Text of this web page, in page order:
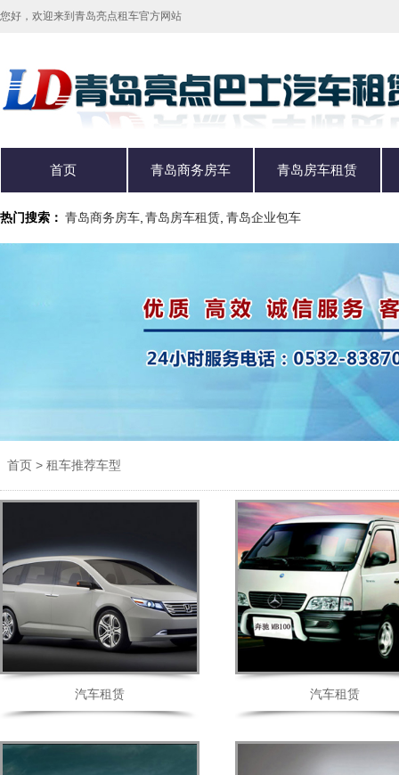
您好，欢迎来到青岛亮点租车官方网站
首页 青岛商务房车 青岛房车租赁
热门搜索： 青岛商务房车, 青岛房车租赁 青岛企业包车
首页 > 租车推荐车型
汽车租赁 汽车租赁